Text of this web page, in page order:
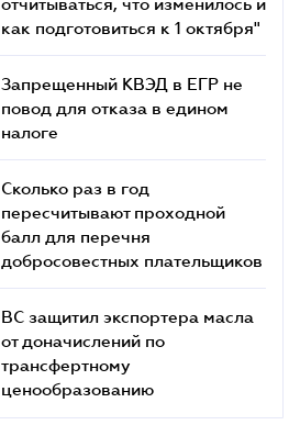
как подготовиться к 1 октября"
Запрещенный КВЭД в ЕГР не
повод для отказа в едином
налоге
Сколько раз в год
пересчитывают проходной
балл для перечня
добросовестных плательщиков
ВС защитил экспортера масла
от доначислений по
трансфертному
ценообразованию